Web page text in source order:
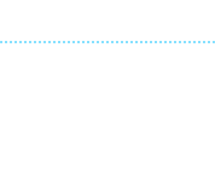
(Ver) Bouw & Onderhoud